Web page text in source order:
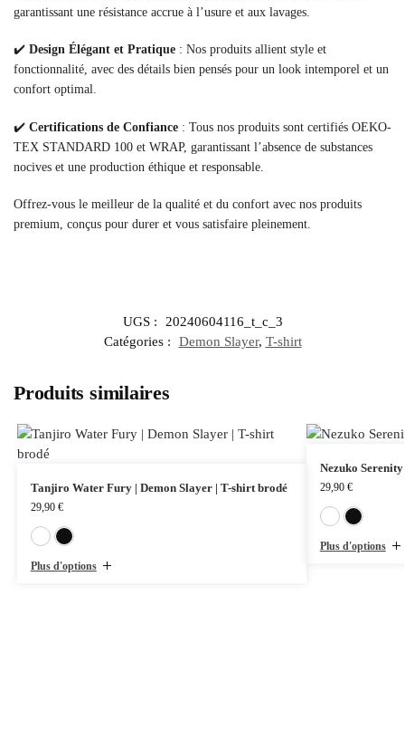
garantissant une résistance accrue à l’usure et aux lavages.
✔️ Design Élégant et Pratique : Nos produits allient style et
fonctionnalité, avec des détails bien pensés pour un look intemporel et un
confort optimal.
✔️ Certifications de Confiance : Tous nos produits sont certifiés OEKO-
TEX STANDARD 100 et WRAP, garantissant l’absence de substances
nocives et une production éthique et responsable.
Offrez-vous le meilleur de la qualité et du confort avec nos produits
premium, conçus pour durer et vous satisfaire pleinement.
UGS :
20240604116_t_c_3
Catégories :
Demon Slayer, T-shirt
Produits similaires
Tanjiro Water Fury | Demon Slayer | T-shirt brodé
29,90 €
Plus d'options
Nezuko
29,90 €
Plus d'options